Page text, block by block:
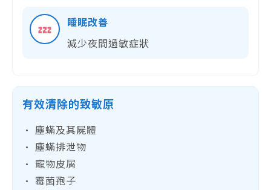
💤
睡眠改善
減少夜間過敏症狀
有效清除的致敏原
• 塵蟎及其屍體
• 塵蟎排泄物
• 寵物皮屑
• 霉菌孢子